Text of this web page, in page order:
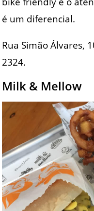
é um diferencial.
Rua Simão Álvares,
2324.
Milk & Mellow